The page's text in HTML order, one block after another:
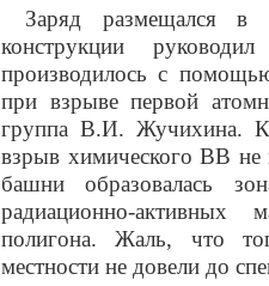
Заряд размещался
конструкции
производилось с
при взрыве первой
группа В.И. Жучихина. К
взрыв химического ВВ не
башни образовалась
радиационно-активных
полигона. Жаль, что
местности не довели до